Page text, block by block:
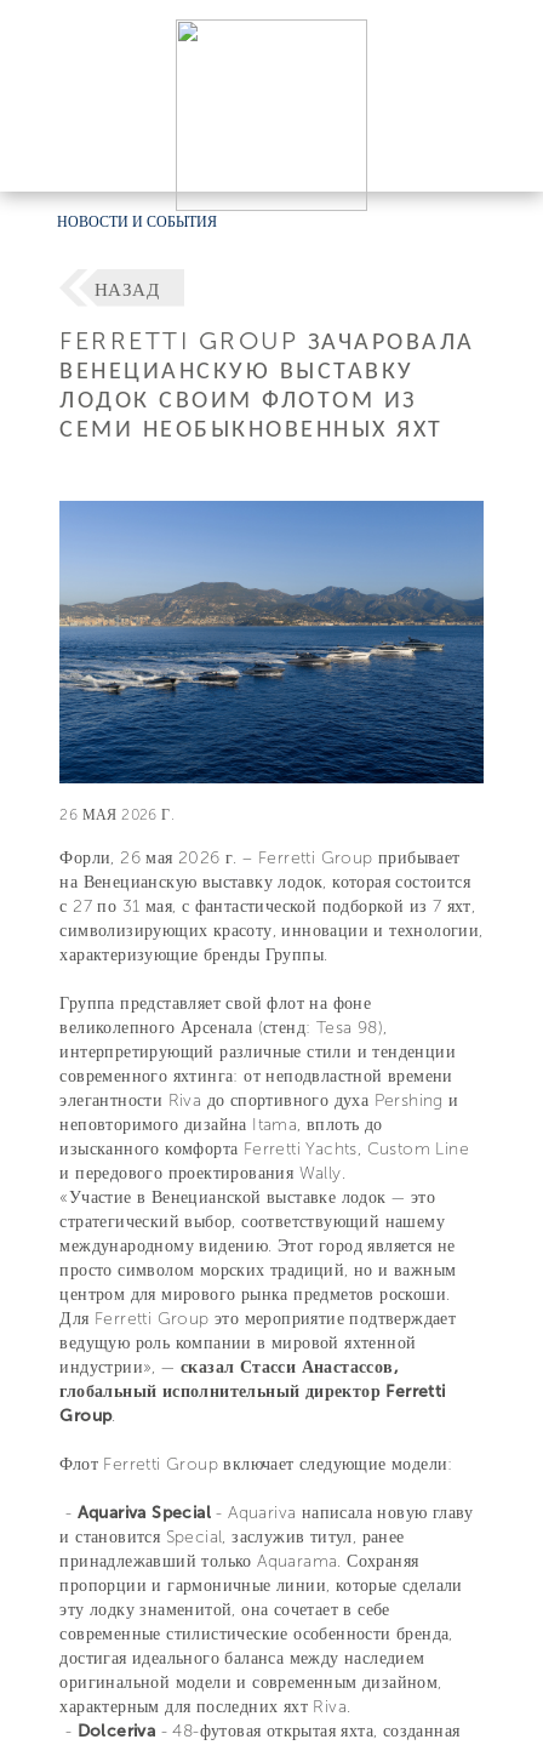
НОВОСТИ И СОБЫТИЯ
НАЗАД
FERRETTI GROUP ЗАЧАРОВАЛА
ВЕНЕЦИАНСКУЮ ВЫСТАВКУ
ЛОДОК СВОИМ ФЛОТОМ ИЗ
СЕМИ НЕОБЫКНОВЕННЫХ ЯХТ
26 МАЯ 2026 Г.
Форли, 26 мая 2026 г. – Ferretti Group прибывает
на Венецианскую выставку лодок, которая состоится
с 27 по 31 мая, с фантастической подборкой из 7 яхт,
символизирующих красоту, инновации и технологии,
характеризующие бренды Группы.
Группа представляет свой флот на фоне
великолепного Арсенала (стенд: Tesa 98),
интерпретирующий различные стили и тенденции
современного яхтинга: от неподвластной времени
элегантности Riva до спортивного духа Pershing и
неповторимого дизайна Itama, вплоть до
изысканного комфорта Ferretti Yachts, Custom Line
и передового проектирования Wally.
«Участие в Венецианской выставке лодок — это
стратегический выбор, соответствующий нашему
международному видению. Этот город является не
просто символом морских традиций, но и важным
центром для мирового рынка предметов роскоши.
Для Ferretti Group это мероприятие подтверждает
ведущую роль компании в мировой яхтенной
индустрии», — сказал Стасси Анастассов,
глобальный исполнительный директор Ferretti
Group.
Флот Ferretti Group включает следующие модели:
- Aquariva Special- Aquariva написала новую главу
и становится Special, заслужив титул, ранее
принадлежавший только Aquarama. Сохраняя
пропорции и гармоничные линии, которые сделали
эту лодку знаменитой, она сочетает в себе
современные стилистические особенности бренда,
достигая идеального баланса между наследием
оригинальной модели и современным дизайном,
характерным для последних яхт Riva.
- Dolceriva - 48-футовая открытая яхта, созданная